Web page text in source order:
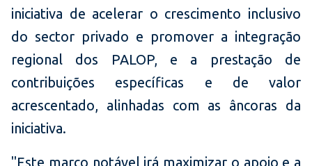
iniciativa de acelerar o crescimento inclusivo
do sector privado e promover a integração
regional dos PALOP, e a prestação de
contribuições específicas e de valor
acrescentado, alinhadas com as âncoras da
iniciativa.
"Este marco notável irá maximizar o apoio e a